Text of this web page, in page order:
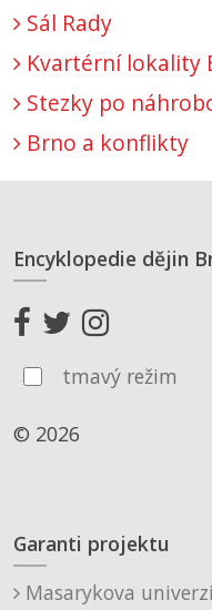
Sál Rady
Kvartérní lokality
Stezky po
Brno a konflikty
Encyklopedie dějin
tmavý režim
© 2026
Garanti projektu
Masarykova